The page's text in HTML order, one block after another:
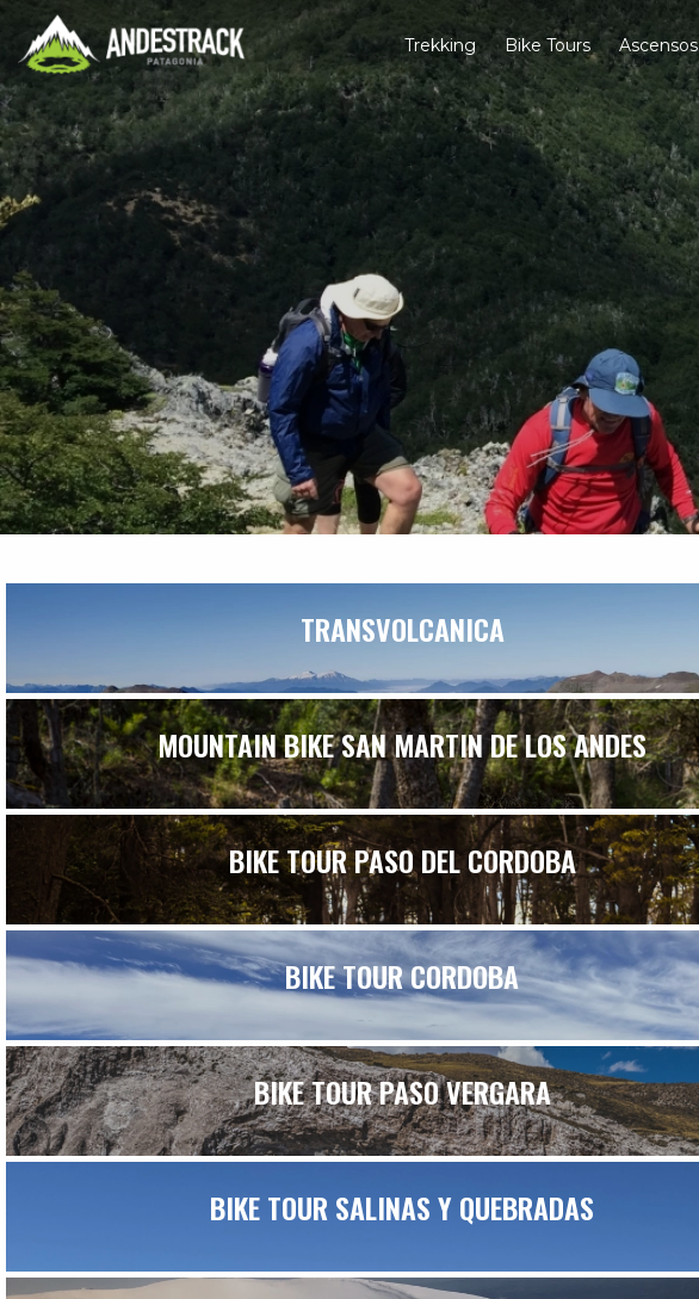
Trekking Bike Tours Ascensos
TRANSVOLCANICA
MOUNTAIN BIKE SAN MARTIN DE LOS ANDES
BIKE TOUR PASO DEL CORDOBA
BIKE TOUR CORDOBA
BIKE TOUR PASO VERGARA
BIKE TOUR SALINAS Y QUEBRADAS